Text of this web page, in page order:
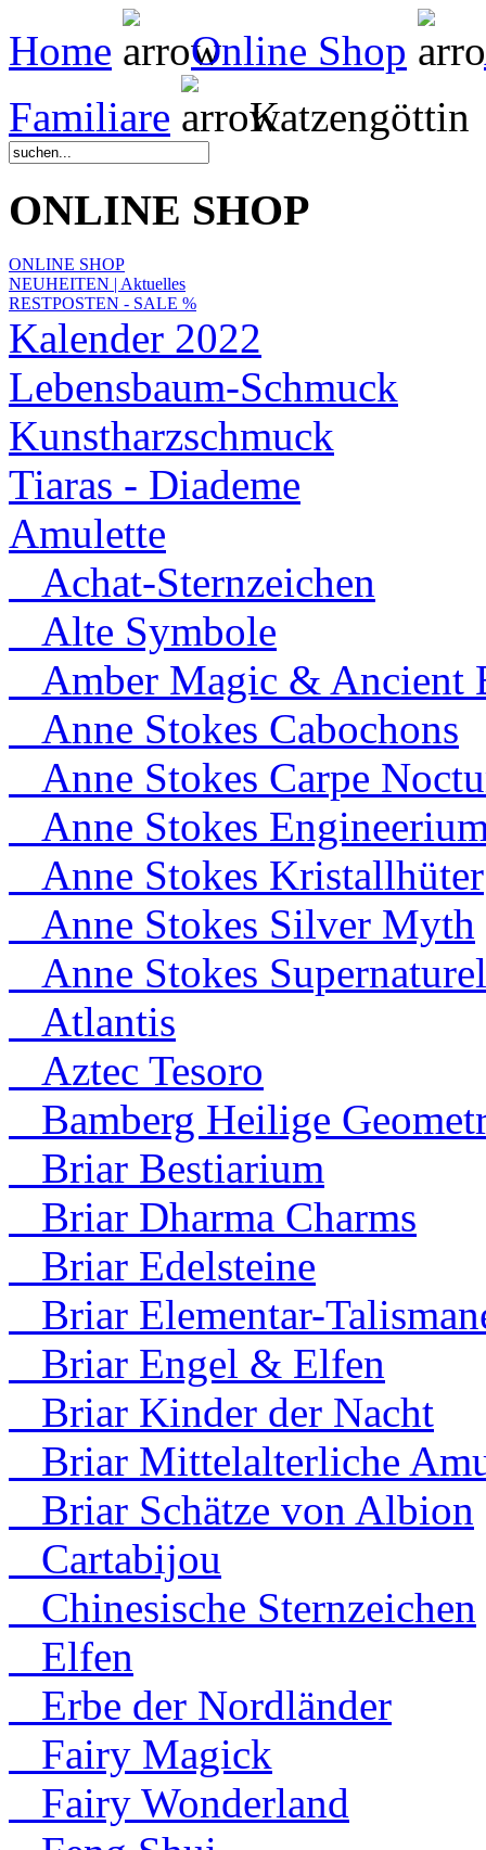
Home Online Shop
Familiare
Katzengöttin
ONLINE SHOP
ONLINE SHOP
NEUHEITEN | Aktuelles
RESTPOSTEN - SALE %
Kalender 2022
Lebensbaum-Schmuck
Kunstharzschmuck
Tiaras - Diademe
Amulette
Achat-Sternzeichen
Alte Symbole
Amber Magic & Ancient
Anne Stokes Cabochons
Anne Stokes Carpe
Anne Stokes
Anne Stokes Kristallhüter
Anne Stokes Silver Myth
Anne Stokes
Atlantis
Aztec Tesoro
Bamberg Heilige
Briar Bestiarium
Briar Dharma Charms
Briar Edelsteine
Briar Elementar-
Briar Engel & Elfen
Briar Kinder der Nacht
Briar Mittelalterliche
Briar Schätze von Albion
Cartabijou
Chinesische Sternzeichen
Elfen
Erbe der Nordländer
Fairy Magick
Fairy Wonderland